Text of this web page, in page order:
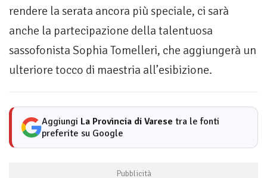
rendere la serata ancora più speciale, ci sarà
anche la partecipazione della talentuosa
sassofonista Sophia Tomelleri, che aggiungerà un
ulteriore tocco di maestria all’esibizione.
Aggiungi La Provincia di Varese tra le fonti
preferite su Google